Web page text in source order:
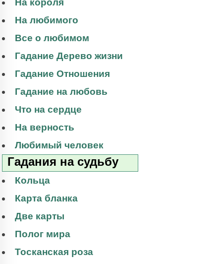
На короля
На любимого
Все о любимом
Гадание Дерево жизни
Гадание Отношения
Гадание на любовь
Что на сердце
На верность
Любимый человек
Гадания на судьбу
Кольца
Карта бланка
Две карты
Полог мира
Тосканская роза